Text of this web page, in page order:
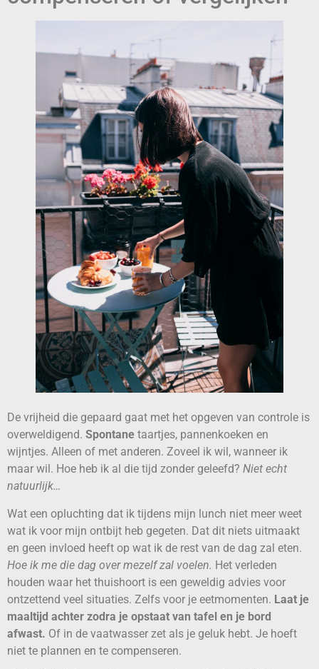
De vrijheid die gepaard gaat met het opgeven van controle is
overweldigend. Spontane taartjes, pannenkoeken en
wijntjes. Alleen of met anderen. Zoveel ik wil, wanneer ik
maar wil. Hoe heb ik al die tijd zonder geleefd? Niet echt
natuurlijk…
Wat een opluchting dat ik tijdens mijn lunch niet meer weet
wat ik voor mijn ontbijt heb gegeten. Dat dit niets uitmaakt
en geen invloed heeft op wat ik de rest van de dag zal eten.
Hoe ik me die dag over mezelf zal voelen. Het verleden
houden waar het thuishoort is een geweldig advies voor
ontzettend veel situaties. Zelfs voor je eetmomenten. Laat je
maaltijd achter zodra je opstaat van tafel en je bord
afwast. Of in de vaatwasser zet als je geluk hebt. Je hoeft
niet te plannen en te compenseren.